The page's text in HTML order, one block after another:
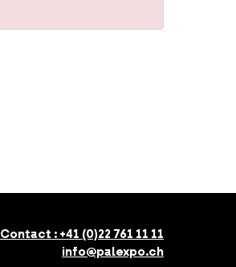
Contact : +41 (0)22 761 11 11
info@palexpo.ch